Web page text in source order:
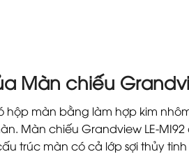
Màn chiếu
hộp màn bằng làm hợp kim
Màn chiếu Grandview LE-
trúc màn có cả lớp sợi thủy